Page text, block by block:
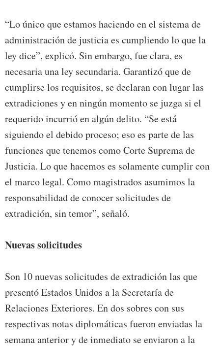
“Lo único que estamos haciendo en el sistema de
administración de justicia es cumpliendo lo que la
ley dice”, explicó. Sin embargo, fue clara, es
necesaria una ley secundaria. Garantizó que de
cumplirse los requisitos, se declaran con lugar las
extradiciones y en ningún momento se juzga si el
requerido incurrió en algún delito. “Se está
siguiendo el debido proceso; eso es parte de las
funciones que tenemos como Corte Suprema de
Justicia. Lo que hacemos es solamente cumplir con
el marco legal. Como magistrados asumimos la
responsabilidad de conocer solicitudes de
extradición, sin temor”, señaló.
Nuevas solicitudes
Son 10 nuevas solicitudes de extradición las que
presentó Estados Unidos a la Secretaría de
Relaciones Exteriores. En dos sobres con sus
respectivas notas diplomáticas fueron enviadas la
semana anterior y de inmediato se enviaron a la